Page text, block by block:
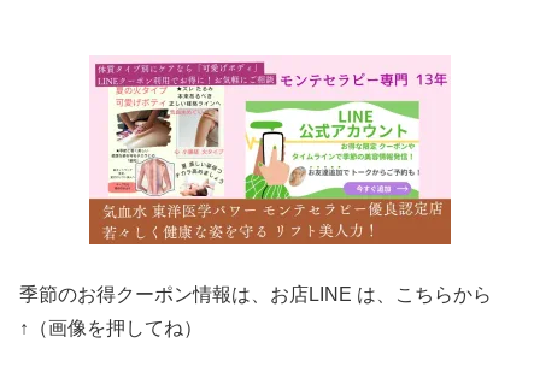
季節のお得クーポン情報は、お店LINE は、こちらから
↑（画像を押してね）